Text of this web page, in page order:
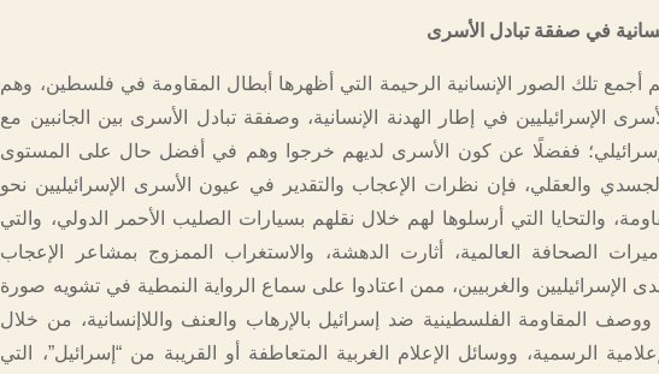
في صفقة تبادل الأسرى
أجمع تلك الصور الإنسانية الرحيمة التي أظهرها أبطال المقاومة في فلسطين، وهم
الإسرائيليين في إطار الهدنة الإنسانية، وصفقة تبادل الأسرى بين الجانبين مع
الإسرائيلي؛ ففضلًا عن كون الأسرى لديهم خرجوا وهم في أفضل حال على المستوى
والعقلي، فإن نظرات الإعجاب والتقدير في عيون الأسرى الإسرائيليين نحو
والتحايا التي أرسلوها لهم خلال نقلهم بسيارات الصليب الأحمر الدولي، والتي
الصحافة العالمية، أثارت الدهشة، والاستغراب الممزوج بمشاعر الإعجاب
الإسرائيليين والغربيين، ممن اعتادوا على سماع الرواية النمطية في تشويه صورة
ووصف المقاومة الفلسطينية ضد إسرائيل بالإرهاب والعنف واللاإنسانية، من خلال
الرسمية، ووسائل الإعلام الغربية المتعاطفة أو القريبة من “إسرائيل”، التي